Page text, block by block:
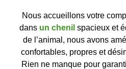
Nous accueillons votre
dans un chenil spacieux et
de l’animal, nous avons
confortables, propres et
Rien ne manque pour